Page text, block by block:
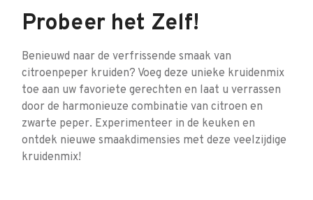
Probeer het Zelf!
Benieuwd naar de verfrissende smaak van
citroenpeper kruiden? Voeg deze unieke kruidenmix
toe aan uw favoriete gerechten en laat u verrassen
door de harmonieuze combinatie van citroen en
zwarte peper. Experimenteer in de keuken en
ontdek nieuwe smaakdimensies met deze veelzijdige
kruidenmix!